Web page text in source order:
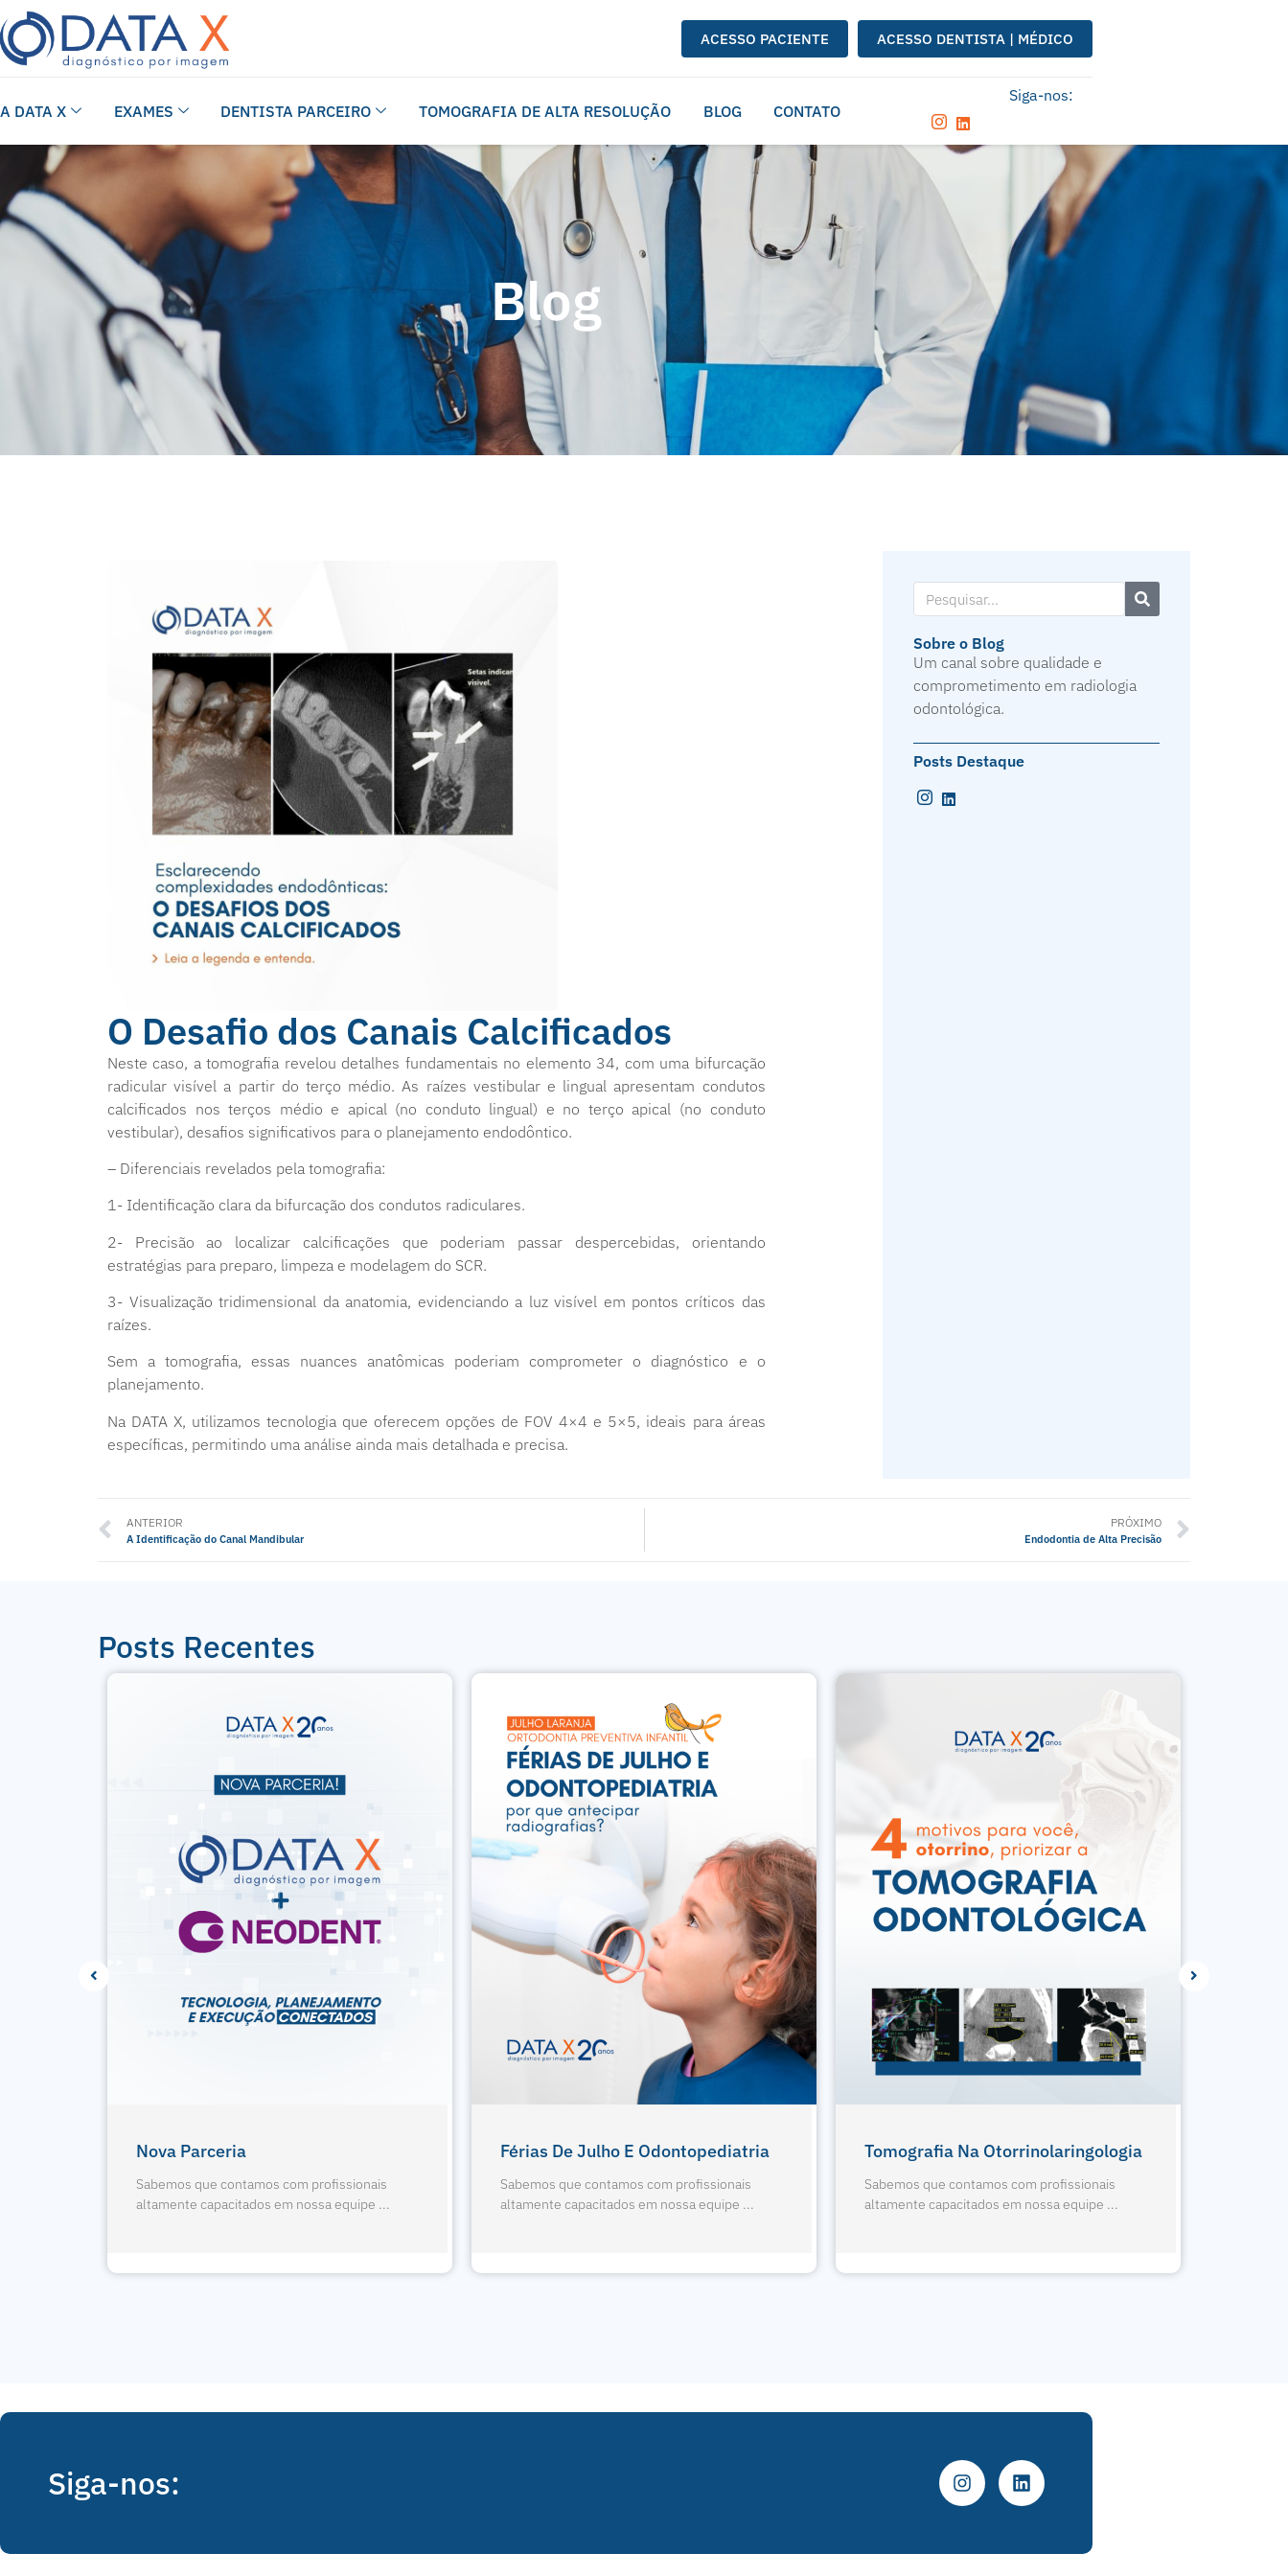
ACESSO PACIENTE ACESSO DENTISTA | MÉDICO
A DATA X EXAMES DENTISTA PARCEIRO TOMOGRAFIA DE ALTA RESOLUÇÃO BLOG CONTATO
Siga-nos:
Blog
O Desafio dos Canais Calcificados
Neste caso, a tomografia revelou detalhes fundamentais no elemento 34, com uma bifurcação
radicular visível a partir do terço médio. As raízes vestibular e lingual apresentam condutos
calcificados nos terços médio e apical (no conduto lingual) e no terço apical (no conduto
vestibular), desafios significativos para o planejamento endodôntico.
– Diferenciais revelados pela tomografia:
1- Identificação clara da bifurcação dos condutos radiculares.
2- Precisão ao localizar calcificações que poderiam passar despercebidas, orientando
estratégias para preparo, limpeza e modelagem do SCR.
3- Visualização tridimensional da anatomia, evidenciando a luz visível em pontos críticos das
raízes.
Sem a tomografia, essas nuances anatômicas poderiam comprometer o diagnóstico e o
planejamento.
Na DATA X, utilizamos tecnologia que oferecem opções de FOV 4×4 e 5×5, ideais para áreas
específicas, permitindo uma análise ainda mais detalhada e precisa.
Sobre o Blog
Um canal sobre qualidade e
comprometimento em radiologia
odontológica.
Posts Destaque
ANTERIOR
A Identificação do Canal Mandibular
PRÓXIMO
Endodontia de Alta Precisão
Posts Recentes
4 Pontos Da Radiografia
Sabemos que contamos com profissionais
Exodontia De Terceiros Molares
Sabemos que contamos com profissionais
altamente capacitados em nossa equipe ...
1º Eagle Edge 0.2 FS Do RJ
Sabemos que contamos com profissionais
altamente capacitados em nossa equipe ...
Siga-nos: